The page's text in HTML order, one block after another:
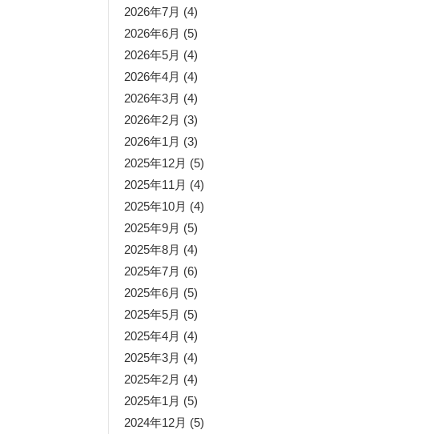
2026年7月 (4)
2026年6月 (5)
2026年5月 (4)
2026年4月 (4)
2026年3月 (4)
2026年2月 (3)
2026年1月 (3)
2025年12月 (5)
2025年11月 (4)
2025年10月 (4)
2025年9月 (5)
2025年8月 (4)
2025年7月 (6)
2025年6月 (5)
2025年5月 (5)
2025年4月 (4)
2025年3月 (4)
2025年2月 (4)
2025年1月 (5)
2024年12月 (5)